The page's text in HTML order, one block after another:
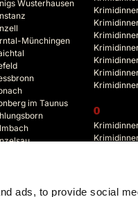
ads, to provide social
Wusterhausen
Münchingen
im Taunus
O